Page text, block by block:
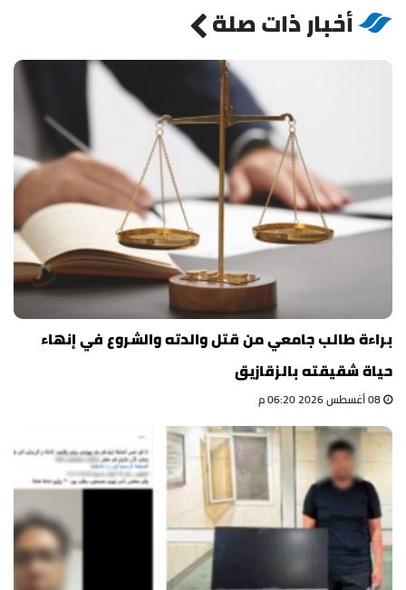
أخبار ذات صلة
براءة طالب جامعي من قتل والدته والشروع في إنهاء
حياة شقيقته بالزقازيق